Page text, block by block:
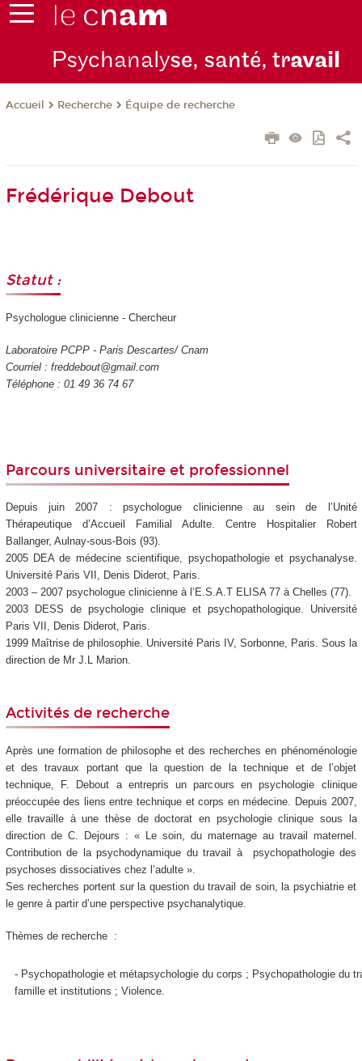
Psychanalyse, santé, travail
Accueil Recherche Équipe de recherche
Frédérique Debout
Statut :
Psychologue clinicienne - Chercheur
Laboratoire PCPP - Paris Descartes/ Cnam
Courriel : freddebout@gmail.com
Téléphone : 01 49 36 74 67
Parcours universitaire et professionnel
Depuis juin 2007 : psychologue clinicienne au sein de l’Unité
Thérapeutique d’Accueil Familial Adulte. Centre Hospitalier Robert
Ballanger, Aulnay-sous-Bois (93).
2005 DEA de médecine scientifique, psychopathologie et psychanalyse.
Université Paris VII, Denis Diderot, Paris.
2003 – 2007 psychologue clinicienne à l’E.S.A.T ELISA 77 à Chelles (77).
2003 DESS de psychologie clinique et psychopathologique. Université
Paris VII, Denis Diderot, Paris.
1999 Maîtrise de philosophie. Université Paris IV, Sorbonne, Paris. Sous la
direction de Mr J.L Marion.
Activités de recherche
Après une formation de philosophe et des recherches en phénoménologie
et des travaux portant que la question de la technique et de l’objet
technique, F. Debout a entrepris un parcours en psychologie clinique
préoccupée des liens entre technique et corps en médecine. Depuis 2007,
elle travaille à une thèse de doctorat en psychologie clinique sous la
direction de C. Dejours : « Le soin, du maternage au travail maternel.
Contribution de la psychodynamique du travail à psychopathologie des
psychoses dissociatives chez l’adulte ».
Ses recherches portent sur la question du travail de soin, la psychiatrie et
le genre à partir d’une perspective psychanalytique.
Thèmes de recherche :
- Psychopathologie et métapsychologie du corps ; Psychopathologie du
famille et institutions ; Violence.